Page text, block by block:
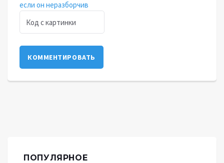
КОММЕНТИРОВАТЬ
ПОПУЛЯРНОЕ